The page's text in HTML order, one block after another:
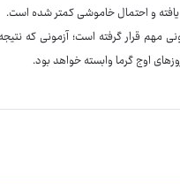
و احتمال خاموشی کمتر شده است.
مهم قرار گرفته است؛ آزمونی که نتیجه
اوج گرما وابسته خواهد بود.